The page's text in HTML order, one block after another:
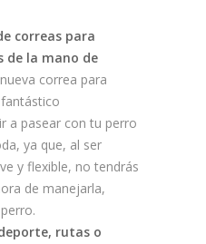
correas para
de la mano de
correa para
a pasear con tu perro
ya que, al ser
y flexible, no tendrás
de manejarla,
rutas o